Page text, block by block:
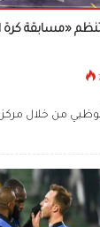
تنظم «مسابقة
من خلال مركز